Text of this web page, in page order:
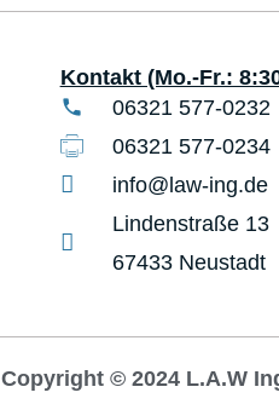
Kontakt (Mo.-Fr.:
06321 577-0232
06321 577-0234
info@law-ing.de
Lindenstraße 13
67433 Neustadt
Copyright © 2024 L.A.W